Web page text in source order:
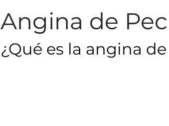
Angina de
¿Qué es la angina